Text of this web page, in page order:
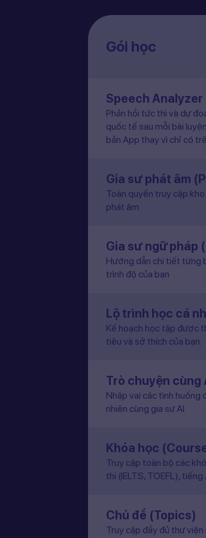
Gói học
Speech Analyzer
Phản hồi tức thì và dự
quốc tế sau mỗi bài
bản App thay vì chỉ có
Gia sư phát âm
Toàn quyền truy cập
phát âm.
Gia sư ngữ pháp
Hướng dẫn chi tiết từng
trình độ của bạn
Lộ trình học cá
Kế hoạch học tập được
tiêu và sở thích của bạn.
Trò chuyện cùng
Nhập vai các tình huống
nhiên cùng gia sư AI.
Khóa học
Truy cập toàn bộ các
thi (IELTS, TOEFL),
Chủ đề (Topics)
Truy cập đầy đủ thư